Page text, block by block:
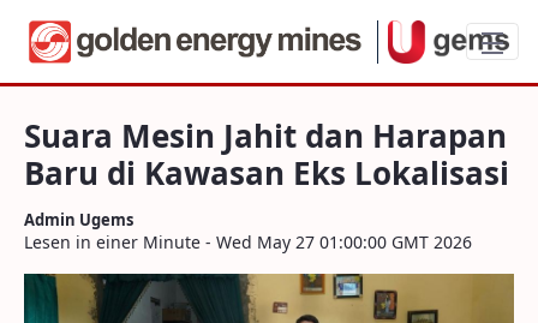
Suara Mesin Jahit dan Harapan Baru di
Suara Mesin Jahit dan Harapan
Baru di Kawasan Eks Lokalisasi
Admin Ugems
Lesen in einer Minute - Wed May 27 01:00:00 GMT 2026